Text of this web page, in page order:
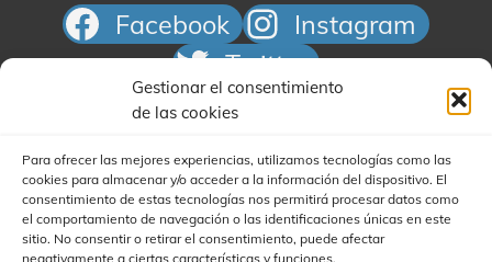
Gestionar el consentimiento
de las cookies
Para ofrecer las mejores experiencias, utilizamos tecnologías como las
cookies para almacenar y/o acceder a la información del dispositivo. El
consentimiento de estas tecnologías nos permitirá procesar datos como
el comportamiento de navegación o las identificaciones únicas en este
sitio. No consentir o retirar el consentimiento, puede afectar
negativamente a ciertas características y funciones.
Facebook
Instagram
Twitter
Correo electrónico